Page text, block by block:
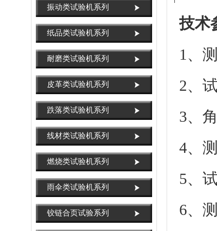
振动类试验机系列
纸品类试验机系列
耐磨类试验机系列
皮革类试验机系列
跌落类试验机系列
线材类试验机系列
燃烧类试验机系列
雨伞类试验机系列
铰链合页试验系列
技术
1、
2、
3、
4、
5、
6、